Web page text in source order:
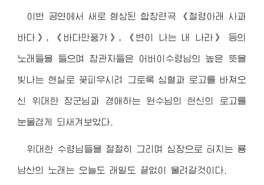
이번 공연에서 새로 형상된 합창련곡 《철령아래 사과
바다》, 《바다만풍가》, 《변이 나는 내 나라》 등의
노래들을 들으며 참관자들은 어버이수령님 의 높은 뜻을
빛나는 현실로 꽃피우시려 그토록 심혈과 로고를 바쳐오
신 위대한 장군님 과 경애하는 원수님 의 헌신의 로고를
눈물겹게 되새겨보았다.
위대한 수령님 들을 절절히 그리며 심장으로 터치는 룡
남산의 노래는 오늘도 래일도 끝없이 울려갈것이다.